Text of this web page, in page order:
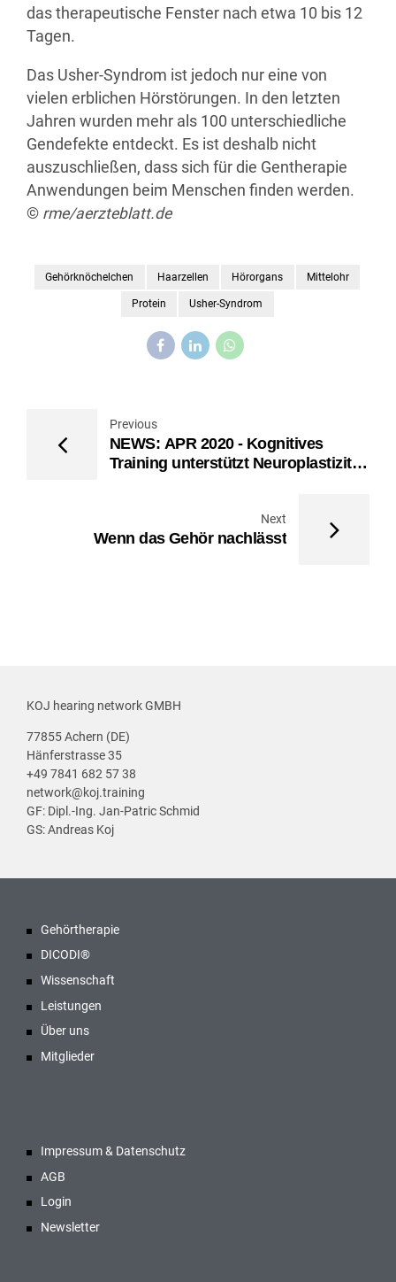
das therapeutische Fenster nach etwa 10 bis 12
Tagen.
Das Usher-Syndrom ist jedoch nur eine von
vielen erblichen Hörstörungen. In den letzten
Jahren wurden mehr als 100 unterschiedliche
Gendefekte entdeckt. Es ist deshalb nicht
auszuschließen, dass sich für die Gentherapie
Anwendungen beim Menschen finden werden.
© rme/aerzteblatt.de
Gehörknöchelchen Haarzellen Hörorgans Mittelohr
Protein Usher-Syndrom
Previous
NEWS: APR 2020 - Kognitives
Training unterstützt Neuroplastizität
Next
Wenn das Gehör nachlässt
KOJ hearing network GMBH
77855 Achern (DE)
Hänferstrasse 35
+49 7841 682 57 38
network@koj.training
GF: Dipl.-Ing. Jan-Patric Schmid
GS: Andreas Koj
Gehörtherapie
DICODI®
Wissenschaft
Leistungen
Über uns
Mitglieder
Impressum & Datenschutz
AGB
Login
Newsletter